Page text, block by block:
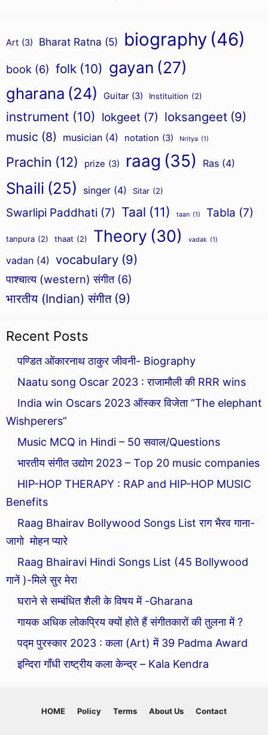
Art (3) Bharat Ratna (5) biography (46)
book (6) folk (10) gayan (27)
gharana (24) Guitar (3) Instituition (2)
instrument (10) lokgeet (7) loksangeet (9)
music (8) musician (4) notation (3) Nritya (1)
Prachin (12) prize (3) raag (35) Ras (4)
Shaili (25) singer (4) Sitar (2)
Swarlipi Paddhati (7) Taal (11) taan (1) Tabla (7)
tanpura (2) thaat (2) Theory (30) vadak (1)
vadan (4) vocabulary (9)
पाश्चात्य (western) संगीत (6)
भारतीय (Indian) संगीत (9)
Recent Posts
पण्डित ओंकारनाथ ठाकुर जीवनी- Biography
Naatu song Oscar 2023 : राजामौली की RRR wins
India win Oscars 2023 ऑस्कर विजेता “The elephant
Wishperers”
Music MCQ in Hindi – 50 सवाल/Questions
भारतीय संगीत उद्योग 2023 – Top 20 music companies
HIP-HOP THERAPY : RAP and HIP-HOP MUSIC
Benefits
Raag Bhairav Bollywood Songs List राग भैरव गाना-
जागो मोहन प्यारे
Raag Bhairavi Hindi Songs List (45 Bollywood
गानें )-मिले सुर मेरा
घराने से सम्बंधित शैली के विषय में -Gharana
गायक अधिक लोकप्रिय क्यों होते हैं संगीतकारों की तुलना में ?
पद्म पुरस्कार 2023 : कला (Art) में 39 Padma Award
इन्दिरा गाँधी राष्ट्रीय कला केन्द्र – Kala Kendra
HOME Policy Terms About Us Contact